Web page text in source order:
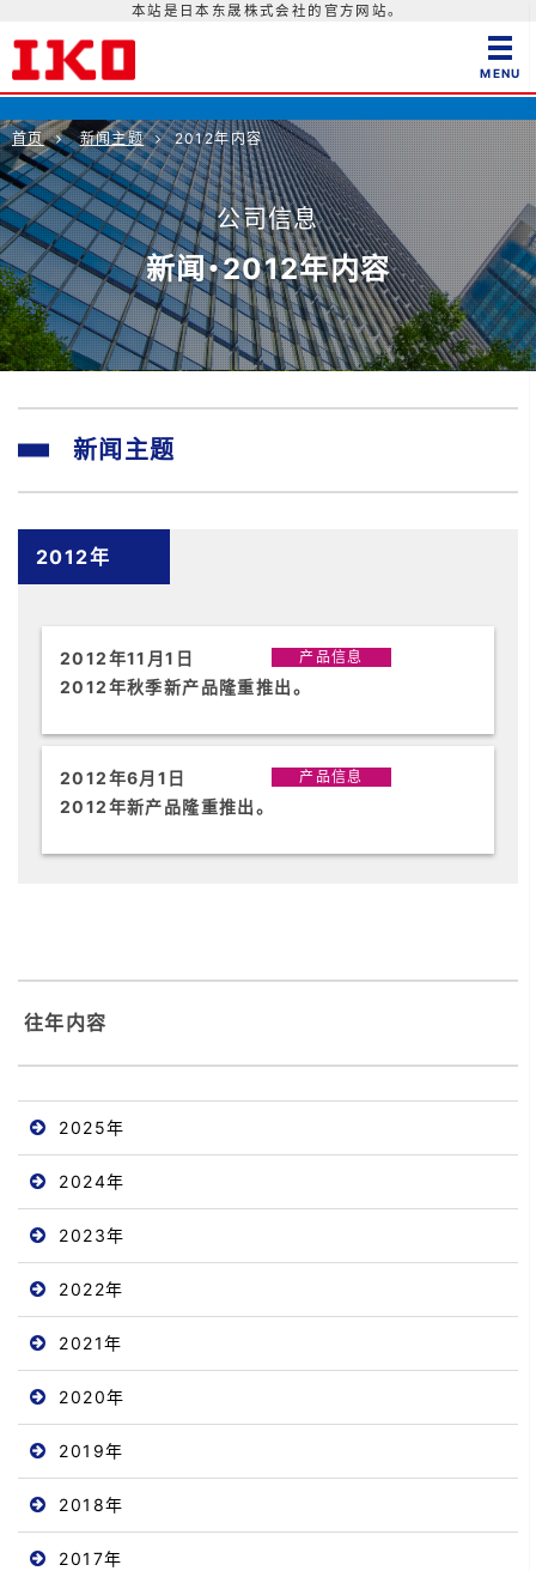
本站是日本东晟株式会社的官方网站。
首页 新闻主题 2012年内容
公司信息
新闻・2012年内容
新闻主题
2012年
2012年11月1日 产品信息
2012年秋季新产品隆重推出。
2012年6月1日 产品信息
2012年新产品隆重推出。
往年内容
2025年
2024年
2023年
2022年
2021年
2020年
2019年
2018年
2017年